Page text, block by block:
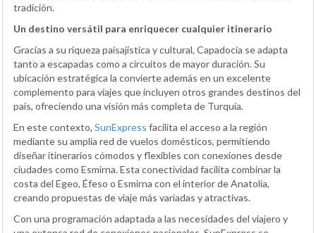
tradición.
Un destino versátil para enriquecer cualquier itinerario
Gracias a su riqueza paisajística y cultural, Capadocia se adapta
tanto a escapadas como a circuitos de mayor duración. Su
ubicación estratégica la convierte además en un excelente
complemento para viajes que incluyen otros grandes destinos del
país, ofreciendo una visión más completa de Turquía.
En este contexto, SunExpress facilita el acceso a la región
mediante su amplia red de vuelos domésticos, permitiendo
diseñar itinerarios cómodos y flexibles con conexiones desde
ciudades como Esmirna. Esta conectividad facilita combinar la
costa del Egeo, Éfeso o Esmirna con el interior de Anatolia,
creando propuestas de viaje más variadas y atractivas.
Con una programación adaptada a las necesidades del viajero y